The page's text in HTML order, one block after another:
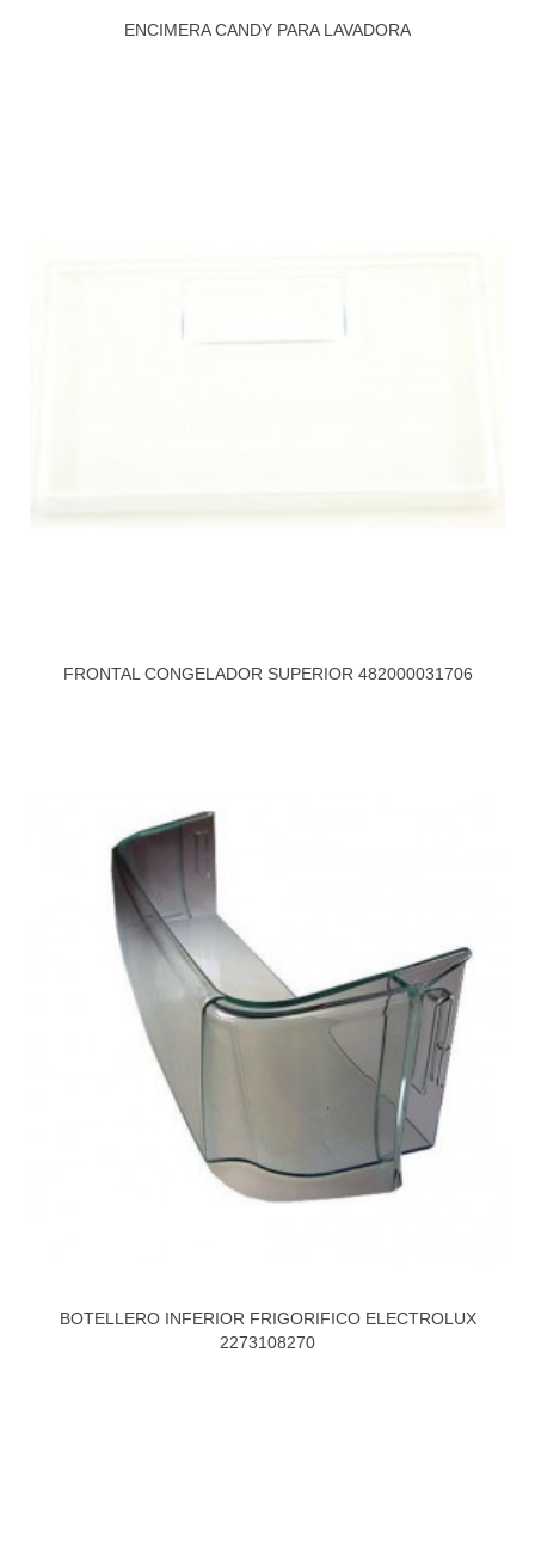
ENCIMERA CANDY PARA LAVADORA
FRONTAL CONGELADOR SUPERIOR 482000031706
BOTELLERO INFERIOR FRIGORIFICO ELECTROLUX
2273108270